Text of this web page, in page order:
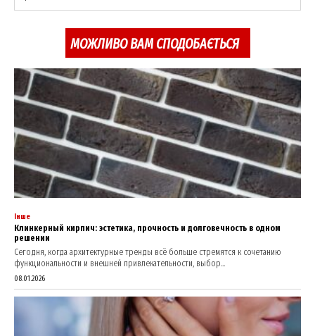
МОЖЛИВО ВАМ СПОДОБАЄТЬСЯ
Інше
Клинкерный кирпич: эстетика, прочность и долговечность в одном
решении
Сегодня, когда архитектурные тренды всё больше стремятся к сочетанию
функциональности и внешней привлекательности, выбор...
08.01.2026